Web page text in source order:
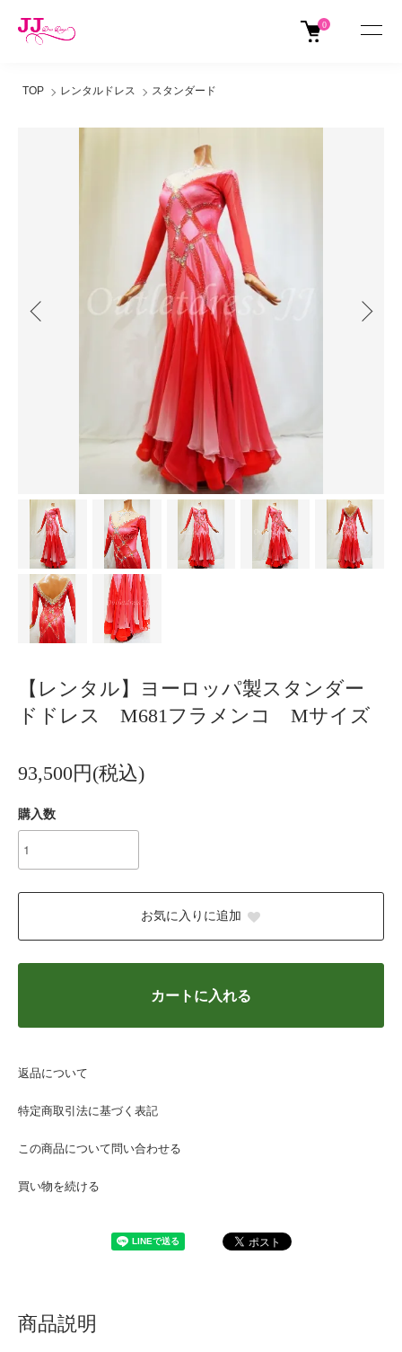
0
TOP レンタルドレス スタンダード
【レンタル】ヨーロッパ製スタンダー
ドドレス M681フラメンコ Mサイズ
93,500円(税込)
購入数
お気に入りに追加
カートに入れる
返品について
特定商取引法に基づく表記
この商品について問い合わせる
買い物を続ける
商品説明